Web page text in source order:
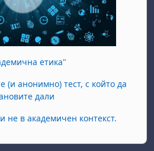
етика"
(и анонимно) тест, с който да
дали
не в академичен контекст.